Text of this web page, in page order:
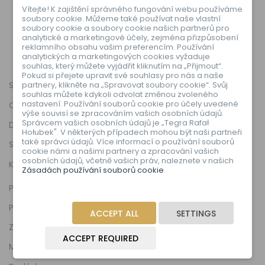
Sbírky
O nás
Deklarace shody EU
Stížnosti
Kontakt
Pravidla a podmínky
Politika cookies
Zásady ochrany osobních údajů
Mapa stránky
Vítejte! K zajištění správného fungování webu používáme
soubory cookie. Můžeme také používat naše vlastní
soubory cookie a soubory cookie našich partnerů pro
analytické a marketingové účely, zejména přizpůsobení
reklamního obsahu vašim preferencím. Používání
analytických a marketingových cookies vyžaduje
souhlas, který můžete vyjádřit kliknutím na „Přijmout“.
Pokud si přejete upravit své souhlasy pro nás a naše
partnery, klikněte na „Spravovat soubory cookie“. Svůj
souhlas můžete kdykoli odvolat změnou zvoleného
nastavení. Používání souborů cookie pro účely uvedené
výše souvisí se zpracováním vašich osobních údajů.
Správcem vašich osobních údajů je „Tegra Rafał
Hołubek". V některých případech mohou být naši partneři
také správci údajů. Více informací o používání souborů
cookie námi a našimi partnery a zpracování vašich
osobních údajů, včetně vašich práv, naleznete v našich
Zásadách používání souborů cookie.
SETTINGS
ACCEPT ALL
ACCEPT REQUIRED